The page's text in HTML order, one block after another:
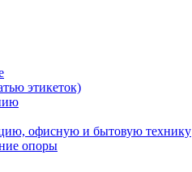
этикеток)
офисную и бытовую технику
опоры